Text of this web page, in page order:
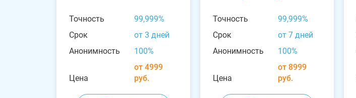
Точность
99,999%
Срок
от 3 дней
Анонимность
100%
Цена
от 4999
руб.
Точность
99,999%
Срок
от 7 дней
Анонимность
100%
Цена
от 8999
руб.